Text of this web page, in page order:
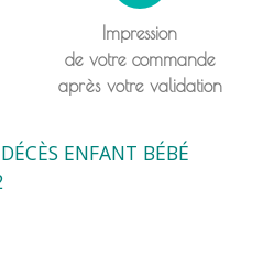
Impression
de votre commande
après votre validation
ENFANT BÉBÉ